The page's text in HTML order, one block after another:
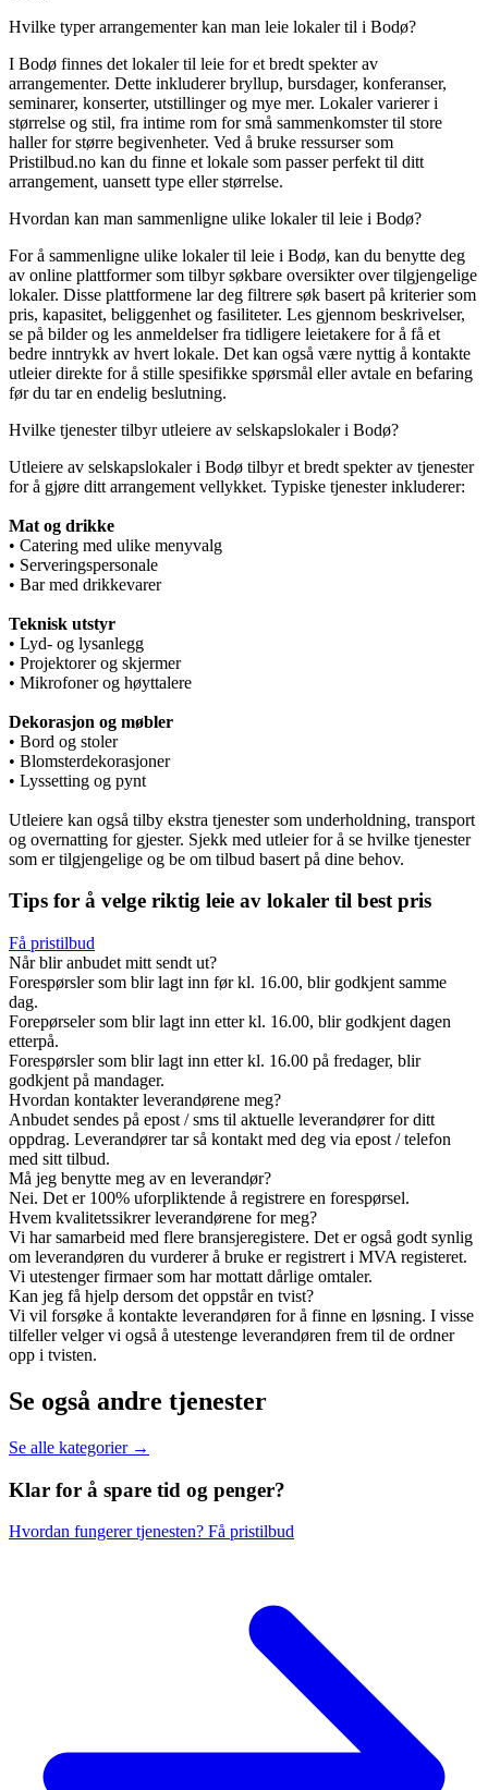
Hvilke typer arrangementer kan man leie lokaler til i Bodø?
I Bodø finnes det lokaler til leie for et bredt spekter av
arrangementer. Dette inkluderer bryllup, bursdager, konferanser,
seminarer, konserter, utstillinger og mye mer. Lokaler varierer i
størrelse og stil, fra intime rom for små sammenkomster til store
haller for større begivenheter. Ved å bruke ressurser som
Pristilbud.no kan du finne et lokale som passer perfekt til ditt
arrangement, uansett type eller størrelse.
Hvordan kan man sammenligne ulike lokaler til leie i Bodø?
For å sammenligne ulike lokaler til leie i Bodø, kan du benytte deg
av online plattformer som tilbyr søkbare oversikter over tilgjengelige
lokaler. Disse plattformene lar deg filtrere søk basert på kriterier som
pris, kapasitet, beliggenhet og fasiliteter. Les gjennom beskrivelser,
se på bilder og les anmeldelser fra tidligere leietakere for å få et
bedre inntrykk av hvert lokale. Det kan også være nyttig å kontakte
utleier direkte for å stille spesifikke spørsmål eller avtale en befaring
før du tar en endelig beslutning.
Hvilke tjenester tilbyr utleiere av selskapslokaler i Bodø?
Utleiere av selskapslokaler i Bodø tilbyr et bredt spekter av tjenester
for å gjøre ditt arrangement vellykket. Typiske tjenester inkluderer:
Mat og drikke
• Catering med ulike menyvalg
• Serveringspersonale
• Bar med drikkevarer
Teknisk utstyr
• Lyd- og lysanlegg
• Projektorer og skjermer
• Mikrofoner og høyttalere
Dekorasjon og møbler
• Bord og stoler
• Blomsterdekorasjoner
• Lyssetting og pynt
Utleiere kan også tilby ekstra tjenester som underholdning, transport
og overnatting for gjester. Sjekk med utleier for å se hvilke tjenester
som er tilgjengelige og be om tilbud basert på dine behov.
Tips for å velge riktig leie av lokaler til best pris
Få pristilbud
Når blir anbudet mitt sendt ut?
Forespørsler som blir lagt inn før kl. 16.00, blir godkjent samme
dag.
Forepørseler som blir lagt inn etter kl. 16.00, blir godkjent dagen
etterpå.
Forespørsler som blir lagt inn etter kl. 16.00 på fredager, blir
godkjent på mandager.
Hvordan kontakter leverandørene meg?
Anbudet sendes på epost / sms til aktuelle leverandører for ditt
oppdrag. Leverandører tar så kontakt med deg via epost / telefon
med sitt tilbud.
Må jeg benytte meg av en leverandør?
Nei. Det er 100% uforpliktende å registrere en forespørsel.
Hvem kvalitetssikrer leverandørene for meg?
Vi har samarbeid med flere bransjeregistere. Det er også godt synlig
om leverandøren du vurderer å bruke er registrert i MVA registeret.
Vi utestenger firmaer som har mottatt dårlige omtaler.
Kan jeg få hjelp dersom det oppstår en tvist?
Vi vil forsøke å kontakte leverandøren for å finne en løsning. I visse
tilfeller velger vi også å utestenge leverandøren frem til de ordner
opp i tvisten.
Se også andre tjenester
Se alle kategorier →
Klar for å spare tid og penger?
Hvordan fungerer tjenesten? Få pristilbud